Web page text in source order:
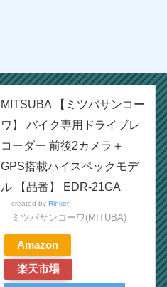
MITSUBA 【ミツバサンコー
ワ】 バイク専用ドライブレ
コーダー 前後2カメラ＋
GPS搭載ハイスペックモデ
ル 【品番】 EDR-21GA
created byRinker
ミツバサンコーワ(MITUBA)
Amazon
楽天市場